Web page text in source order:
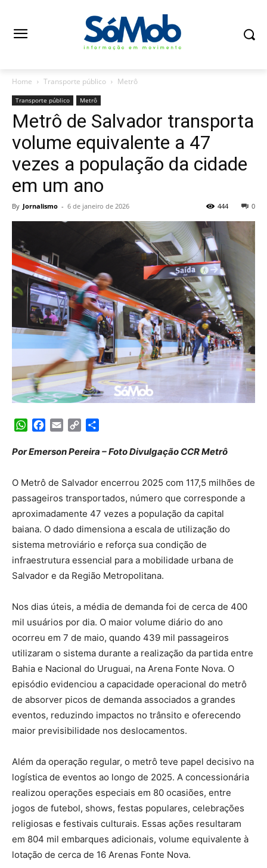
Home Transporte público Metrô
Transporte público Metrô
Metrô de Salvador transporta
volume equivalente a 47
vezes a população da cidade
em um ano
By Jornalismo - 6 de janeiro de 2026 0
444
WhatsApp
Facebook
Email Copy
Por Emerson Pereira – Foto Divulgação CCR Metrô
O Metrô de Salvador encerrou 2025 com 117,5 milhões de
passageiros transportados, número que corresponde a
aproximadamente 47 vezes a população da capital
baiana. O dado dimensiona a escala de utilização do
sistema metroviário e reforça sua condição de
infraestrutura essencial para a mobilidade urbana de
Salvador e da Região Metropolitana.
Nos dias úteis, a média de demanda foi de cerca de 400
mil usuários por dia. O maior volume diário do ano
ocorreu em 7 de maio, quando 439 mil passageiros
utilizaram o sistema durante a realização da partida entre
Bahia e Nacional do Uruguai, na Arena Fonte Nova. O
episódio evidenciou a capacidade operacional do metrô
de absorver picos de demanda associados a grandes
eventos, reduzindo impactos no trânsito e oferecendo
maior previsibilidade nos deslocamentos.
Além da operação regular, o metrô teve papel decisivo na
logística de eventos ao longo de 2025. A concessionária
realizou operações especiais em 80 ocasiões, entre
jogos de futebol, shows, festas populares, celebrações
religiosas e festivais culturais. Essas ações resultaram
em 804 mil embarques adicionais, volume equivalente à
lotação de cerca de 16 Arenas Fonte Nova.